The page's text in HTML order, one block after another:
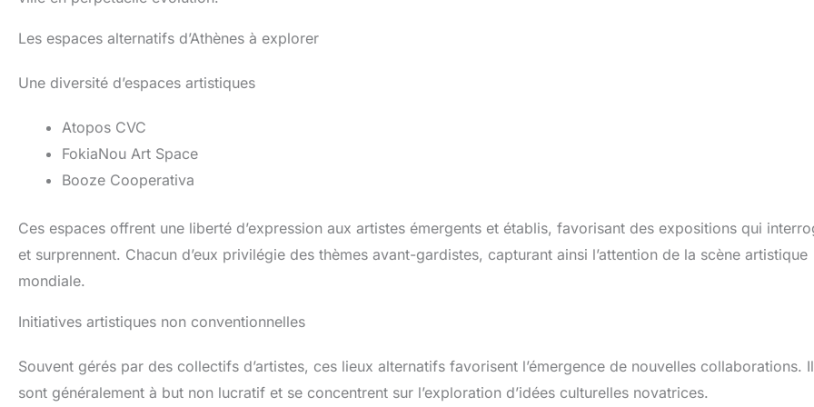
Les espaces alternatifs d’Athènes à explorer
Une diversité d’espaces artistiques
Atopos CVC
FokiaNou Art Space
Booze Cooperativa
Ces espaces offrent une liberté d’expression aux artistes émergents et établis, favorisant des expositions qui
et surprennent. Chacun d’eux privilégie des thèmes avant-gardistes, capturant ainsi l’attention de la scène artistique
mondiale.
Initiatives artistiques non conventionnelles
Souvent gérés par des collectifs d’artistes, ces lieux alternatifs favorisent l’émergence de nouvelles collaborations.
sont généralement à but non lucratif et se concentrent sur l’exploration d’idées culturelles novatrices.